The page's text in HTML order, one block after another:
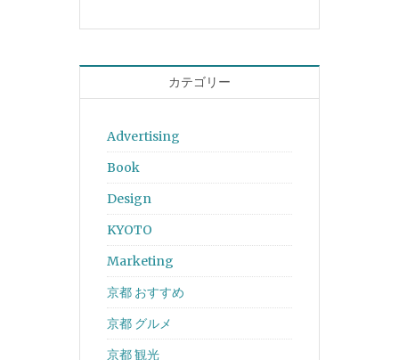
カテゴリー
Advertising
Book
Design
KYOTO
Marketing
京都 おすすめ
京都 グルメ
京都 観光